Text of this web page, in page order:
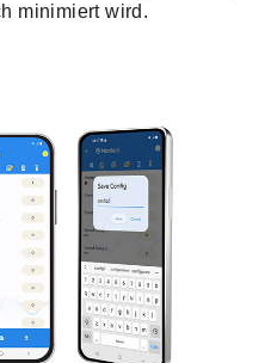
minimiert wird.